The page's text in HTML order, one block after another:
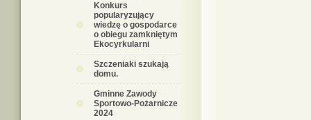
Konkurs
popularyzujący
wiedzę o gospodarce
o obiegu zamkniętym
Ekocyrkularni
Szczeniaki szukają
domu.
Gminne Zawody
Sportowo-Pożarnicze
2024